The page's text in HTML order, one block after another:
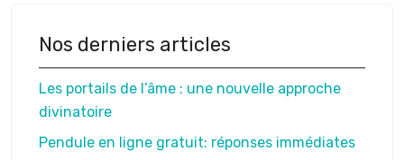
Nos derniers articles
Les portails de l’âme : une nouvelle approche
divinatoire
Pendule en ligne gratuit: réponses immédiates